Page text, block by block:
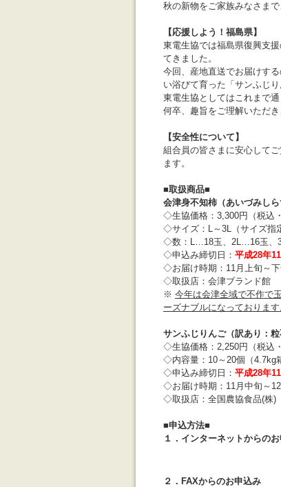
秋の新物をご家族みなさまで
【応援しよう！福島県】
東電生協では福島県復興支
てきました。
今回、産地直送でお届けす
い浴びて育った「サンふじり
東電生協としてはこれまで
何卒、趣旨をご理解いただ
【安全性について】
組合員の皆さまに安心して
ます。
■取扱商品■
会津身不知柿（あいづみしら
◇生協価格：3,300円（税込
◇サイズ：L～3L（サイズ指
◇数：L…18玉、2L…16玉、
◇申込み締切日： 平成28年
◇お届け時期：11月上旬～下
◇取扱店：会津ブランド館
※ 今年は会津全域で不作で
ーズナブルになっておりま
サンふじりんご（訳あり：粒
◇生協価格：2,250円（税込
◇内容量：10～20個（4.7kg
◇申込み締切日： 平成28年
◇お届け時期：11月中旬～
◇取扱店：全国農協食品(株)
■申込方法■
１．インターネットからの
２．FAXからのお申込み